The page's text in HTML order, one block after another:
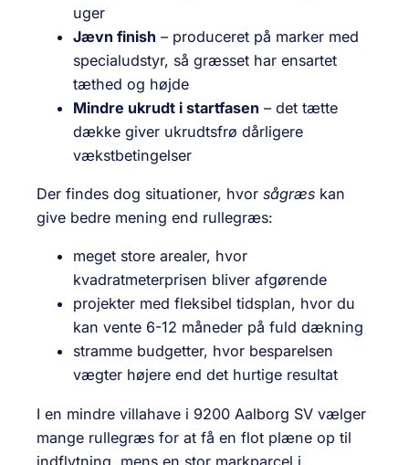
uger
Jævn finish – produceret på marker med
specialudstyr, så græsset har ensartet
tæthed og højde
Mindre ukrudt i startfasen – det tætte
dække giver ukrudtsfrø dårligere
vækstbetingelser
Der findes dog situationer, hvor sågræs kan
give bedre mening end rullegræs:
meget store arealer, hvor
kvadratmeterprisen bliver afgørende
projekter med fleksibel tidsplan, hvor du
kan vente 6-12 måneder på fuld dækning
stramme budgetter, hvor besparelsen
vægter højere end det hurtige resultat
I en mindre villahave i 9200 Aalborg SV vælger
mange rullegræs for at få en flot plæne op til
indflytning, mens en stor markparcel i